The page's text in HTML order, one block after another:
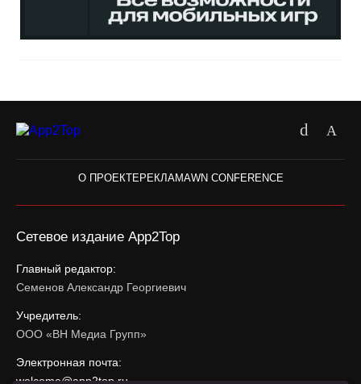
О ПРОЕКТЕРЕКЛАМАWN CONFERENCE
Сетевое издание App2Top
Главный редактор:
Семенов Александр Георгиевич
Учредитель:
ООО «ВН Медиа Групп»
Электронная почта:
welcome@app2top.ru